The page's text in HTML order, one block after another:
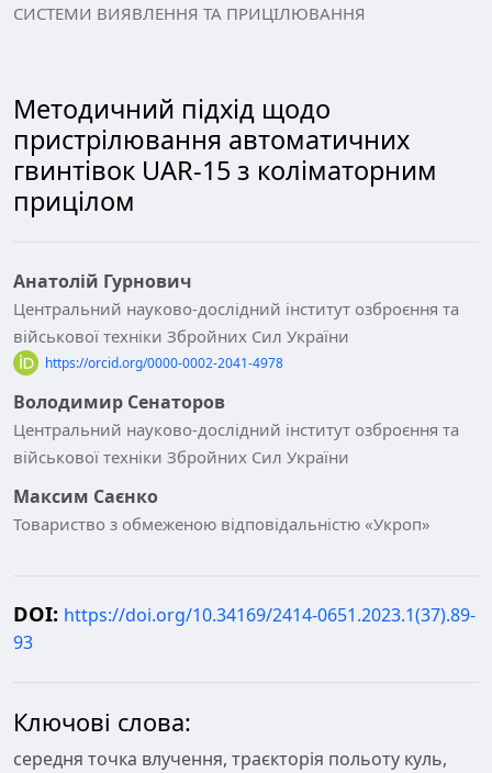
СИСТЕМИ ВИЯВЛЕННЯ ТА ПРИЦІЛЮВАННЯ
Методичний підхід щодо
пристрілювання автоматичних
гвинтівок UAR-15 з коліматорним
прицілом
Анатолій Гурнович
Центральний науково-дослідний інститут озброєння та
військової техніки Збройних Сил України
https://orcid.org/0000-0002-2041-4978
Володимир Сенаторов
Центральний науково-дослідний інститут озброєння та
військової техніки Збройних Сил України
Максим Саєнко
Товариство з обмеженою відповідальністю «Укроп»
DOI: https://doi.org/10.34169/2414-0651.2023.1(37).89-
93
Ключові слова:
середня точка влучення, траєкторія польоту куль,